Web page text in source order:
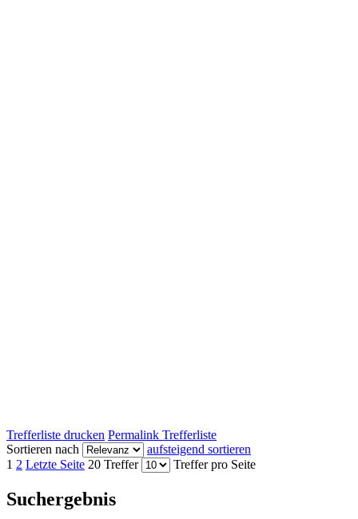
Trefferliste drucken Permalink Trefferliste
Sortieren nach
aufsteigend sortieren
1 2 Letzte Seite 20 Treffer Treffer pro Seite
Suchergebnis